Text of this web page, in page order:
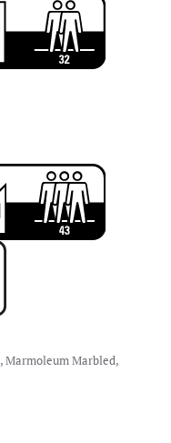
,Marmoleum Marbled,